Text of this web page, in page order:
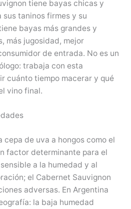
tiene bayas chicas y
taninos firmes y su
bayas más grandes y
más jugosidad, mejor
de entrada. No es un
trabaja con esta
cuánto tiempo macerar y qué
vino final.
de uva a hongos como el
factor determinante para el
a la humedad y al
el Cabernet Sauvignon
adversas. En Argentina
la baja humedad